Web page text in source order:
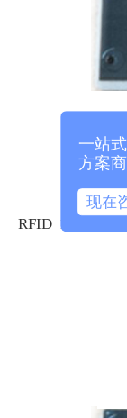
RFID 1207抗金
一站
方案商
现在